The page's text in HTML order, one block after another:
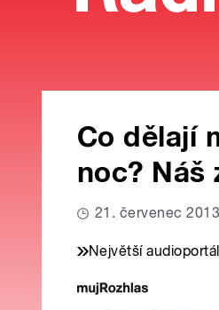
Co dělají
noc? Náš
21. červenec 2013
Největší